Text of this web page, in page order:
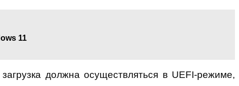
11
должна осуществляться в UEFI-режиме,